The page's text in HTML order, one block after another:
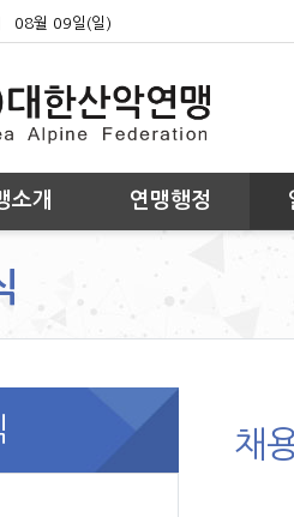
08월 09일(일)
소개 연맹행정
채